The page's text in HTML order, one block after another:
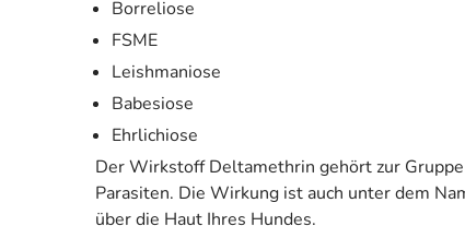
Borreliose
FSME
Leishmaniose
Babesiose
Ehrlichiose
Der Wirkstoff Deltamethrin gehört zur
Parasiten. Die Wirkung ist auch unter dem
über die Haut Ihres Hundes.